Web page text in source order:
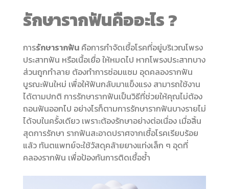
รักษารากฟันคืออะไร ?
การรักษารากฟัน คือการกำจัดเชื้อโรคที่อยู่บริเวณโพรง
ประสาทฟัน หรือเนื้อเยื่อ ให้หมดไป หากโพรงประสาทบาง
ส่วนถูกทำลาย ต้องทำการซ่อมแซม อุดคลองรากฟัน
บูรณะฟันใหม่ เพื่อให้ฟันกลับมาแข็งแรง สามารถใช้งาน
ได้ตามปกติ การรักษารากฟันเป็นวิธีที่ช่วยให้คุณไม่ต้อง
ถอนฟันออกไป อย่างไรก็ตามการรักษารากฟันบางรายไม่
ได้จบในครั้งเดียว เพราะต้องรักษาอย่างต่อเนื่อง เมื่อสิ้น
สุดการรักษา รากฟันสะอาดปราศจากเชื้อโรคเรียบร้อย
แล้ว ทันตแพทย์จะใช้วัสดุคล้ายยางแท่งเล็ก ๆ อุดที่
คลองรากฟัน เพื่อป้องกันการติดเชื้อซ้ำ